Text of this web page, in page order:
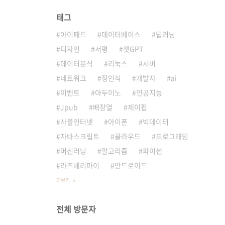
태그
아이패드 데이터베이스
딥러닝
디자인
서평
챗GPT
데이터분석
리눅스
서버
네트워크
정인식 개발자
ai
이벤트
아두이노
인공지능
Jpub
배장열
제이펍
사물인터넷
아이폰
빅데이터
자바스크립트
클라우드
프로그래밍
머신러닝
알고리즘
파이썬
라즈베리파이
안드로이드
더보기
전체 방문자